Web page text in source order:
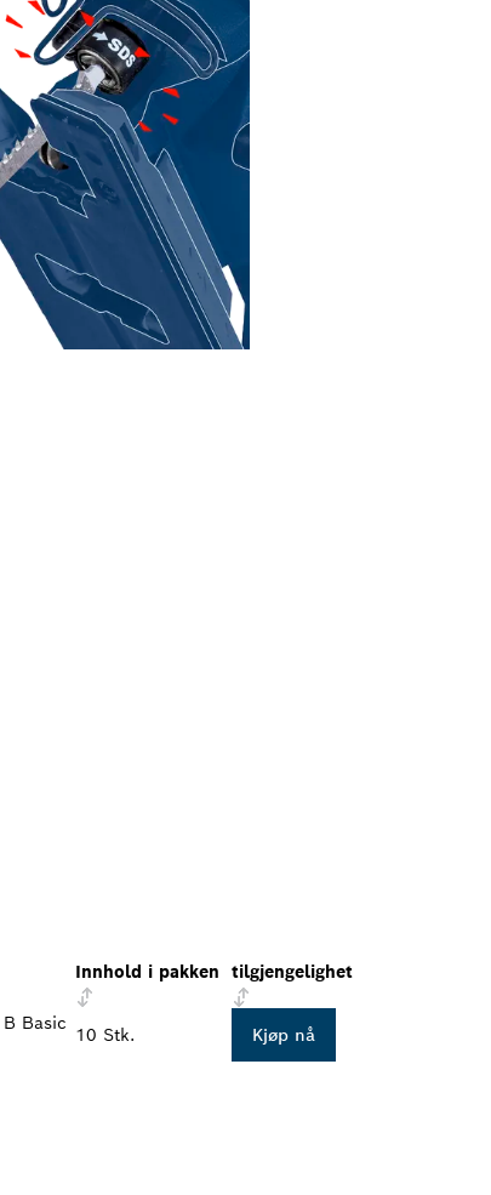
Innhold i pakken tilgjengelighet
Basic
10 Stk.
Kjøp nå